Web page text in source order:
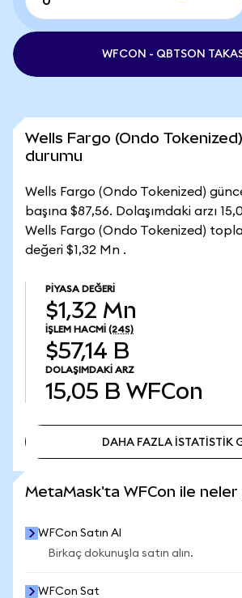
WFCON - QBTSON
Wells Fargo (Ondo
durumu
Wells Fargo (Ondo Tokenized)
başına $87,56. Dolaşımdaki arzı
Wells Fargo (Ondo Tokenized)
değeri $1,32 Mn .
PIYASA DEĞERI
$1,32 Mn
İŞLEM HACMI (24S)
$57,14 B
DOLAŞIMDAKI ARZ
15,05 B WFCon
DAHA FAZLA İSTATİSTİK
MetaMask'ta WFCon ile neler
WFCon Satın Al
Birkaç dokunuşla satın alın.
WFCon Sat